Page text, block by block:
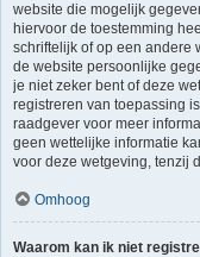
website die mogelijk
hiervoor de toestemming
schriftelijk of op een andere
de website persoonlijke
je niet zeker bent of deze
registreren van toepassing
raadgever voor meer
geen wettelijke informatie
voor deze wetgeving, tenzij
Omhoog
Waarom kan ik niet